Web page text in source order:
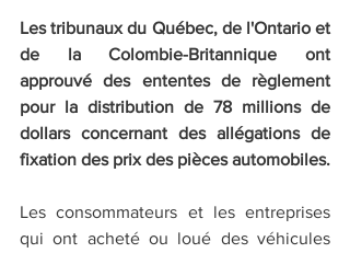
Les tribunaux du Québec, de l'Ontario et
de la Colombie-Britannique ont
approuvé des ententes de règlement
pour la distribution de 78 millions de
dollars concernant des allégations de
fixation des prix des pièces automobiles.
Les consommateurs et les entreprises
qui ont acheté ou loué des véhicules